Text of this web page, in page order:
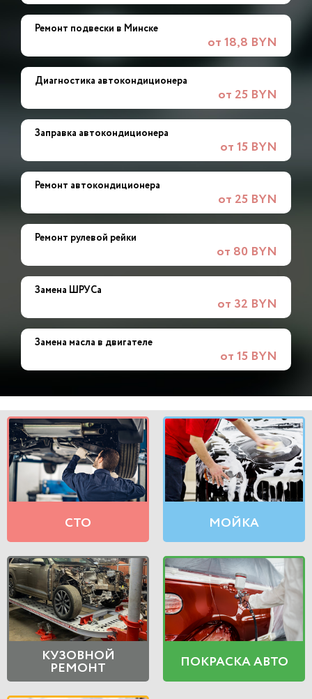
Ремонт подвески в Минске
от 18,8 BYN
Диагностика автокондиционера
от 25 BYN
Заправка автокондиционера
от 15 BYN
Ремонт автокондиционера
от 25 BYN
Ремонт рулевой рейки
от 80 BYN
Замена ШРУСа
от 32 BYN
Замена масла в двигателе
от 15 BYN
СТО МОЙКА
КУЗОВНОЙ
РЕМОНТ ПОКРАСКА АВТО